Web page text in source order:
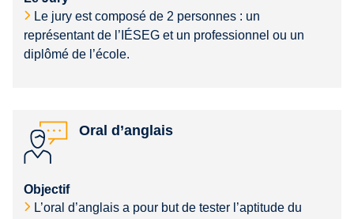
Le jury est composé de 2 personnes : un
représentant de l’IÉSEG et un professionnel ou un
diplômé de l’école.
Oral d’anglais
Objectif
L’oral d’anglais a pour but de tester l’aptitude du